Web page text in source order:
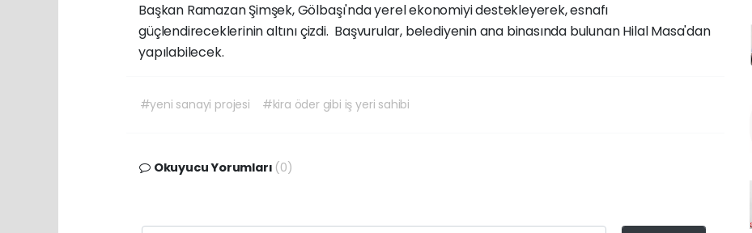
Başkan Ramazan Şimşek, Gölbaşı'nda yerel ekonomiyi destekleyerek, esnafı
güçlendireceklerinin altını çizdi. Başvurular, belediyenin ana binasında bulunan Hilal Masa'dan
yapılabilecek.
#yeni sanayi projesi #kira öder gibi iş yeri sahibi
Okuyucu Yorumları (0)